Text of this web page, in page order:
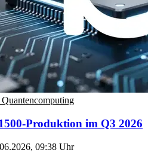
Produktion im Q3 2026
09:38 Uhr